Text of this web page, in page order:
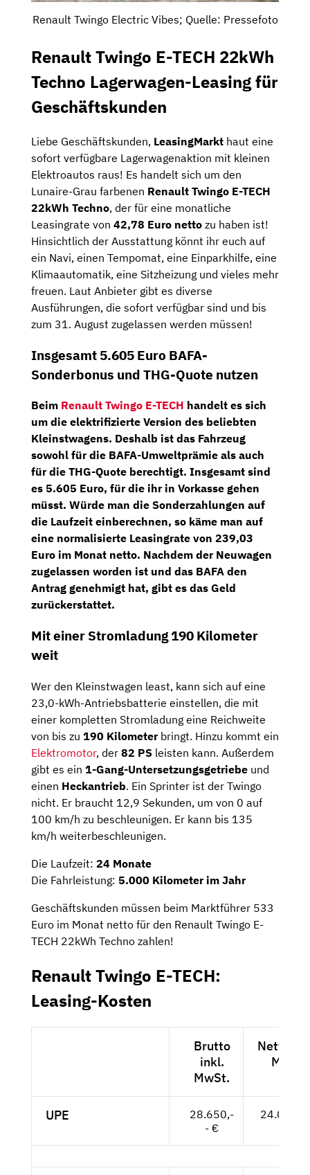
Renault Twingo Electric Vibes; Quelle: Pressefoto
Renault Twingo E-TECH 22kWh
Techno Lagerwagen-Leasing für
Geschäftskunden
Liebe Geschäftskunden, LeasingMarkt haut eine
sofort verfügbare Lagerwagenaktion mit kleinen
Elektroautos raus! Es handelt sich um den
Lunaire-Grau farbenen Renault Twingo E-TECH
22kWh Techno, der für eine monatliche
Leasingrate von 42,78 Euro netto zu haben ist!
Hinsichtlich der Ausstattung könnt ihr euch auf
ein Navi, einen Tempomat, eine Einparkhilfe, eine
Klimaautomatik, eine Sitzheizung und vieles mehr
freuen. Laut Anbieter gibt es diverse
Ausführungen, die sofort verfügbar sind und bis
zum 31. August zugelassen werden müssen!
Insgesamt 5.605 Euro BAFA-
Sonderbonus und THG-Quote nutzen
Beim Renault Twingo E-TECH handelt es sich
um die elektrifizierte Version des beliebten
Kleinstwagens. Deshalb ist das Fahrzeug
sowohl für die BAFA-Umweltprämie als auch
für die THG-Quote berechtigt. Insgesamt sind
es 5.605 Euro, für die ihr in Vorkasse gehen
müsst. Würde man die Sonderzahlungen auf
die Laufzeit einberechnen, so käme man auf
eine normalisierte Leasingrate von 239,03
Euro im Monat netto. Nachdem der Neuwagen
zugelassen worden ist und das BAFA den
Antrag genehmigt hat, gibt es das Geld
zurückerstattet.
Mit einer Stromladung 190 Kilometer
weit
Wer den Kleinstwagen least, kann sich auf eine
23,0-kWh-Antriebsbatterie einstellen, die mit
einer kompletten Stromladung eine Reichweite
von bis zu 190 Kilometer bringt. Hinzu kommt ein
Elektromotor, der 82 PS leisten kann. Außerdem
gibt es ein 1-Gang-Untersetzungsgetriebe und
einen Heckantrieb. Ein Sprinter ist der Twingo
nicht. Er braucht 12,9 Sekunden, um von 0 auf
100 km/h zu beschleunigen. Er kann bis 135
km/h weiterbeschleunigen.
Die Laufzeit: 24 Monate
Die Fahrleistung: 5.000 Kilometer im Jahr
Geschäftskunden müssen beim Marktführer 533
Euro im Monat netto für den Renault Twingo E-
TECH 22kWh Techno zahlen!
Renault Twingo E-TECH:
Leasing-Kosten
Brutto
inkl.
MwSt.
Netto
MwSt.
UPE
28.650,-
- €